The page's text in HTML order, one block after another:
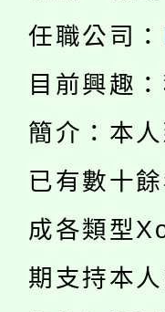
程
場熱
8/21
局官
8月
開!
115年
田徑
桃園
視費
大園
任職公司：
目前興趣
簡介：本
已有數十
成各類型
期支持本